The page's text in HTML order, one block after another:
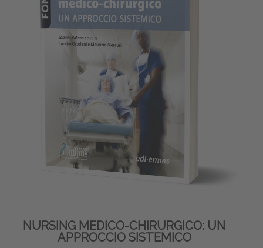
NURSING MEDICO-CHIRURGICO: UN
APPROCCIO SISTEMICO